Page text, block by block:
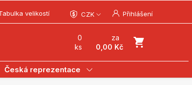
velikostí CZK Přihlášení
0
ks
za
0,00 Kč
Česká reprezentace